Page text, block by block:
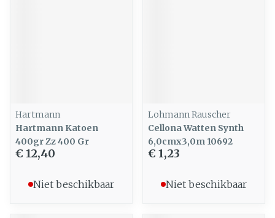
Hartmann
Hartmann Katoen
400gr Zz 400 Gr
€ 12,40
Niet beschikbaar
Lohmann Rauscher
Cellona Watten Synth
6,0cmx3,0m 10692
€ 1,23
Niet beschikbaar